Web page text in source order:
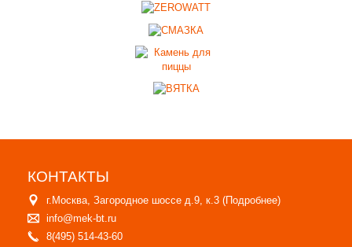
КОНТАКТЫ
г.Москва, Загородное шоссе д.9, к.3 (Подробнее)
info@mek-bt.ru
8(495) 514-43-60